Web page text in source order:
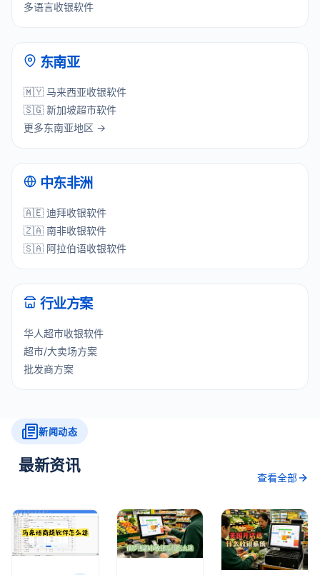
多语言收银软件
东南亚
🇲🇾 马来西亚收银软件
🇸🇬 新加坡超市软件
更多东南亚地区 →
中东非洲
🇦🇪 迪拜收银软件
🇿🇦 南非收银软件
🇸🇦 阿拉伯语收银软件
行业方案
华人超市收银软件
超市/大卖场方案
批发商方案
新闻动态
最新资讯
查看全部